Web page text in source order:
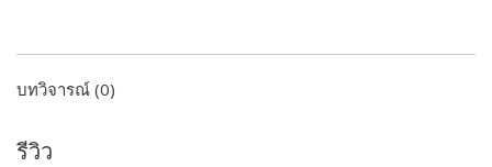
บทวิจารณ์ (0)
รีวิว